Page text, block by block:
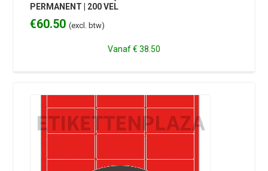
PERMANENT | 200 VEL
€60.50 (excl. btw)
Vanaf€ 38.50